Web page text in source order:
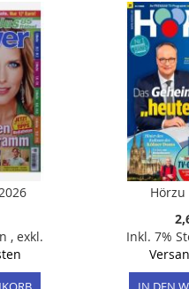
, exkl.
Hörzu
Inkl. 7%